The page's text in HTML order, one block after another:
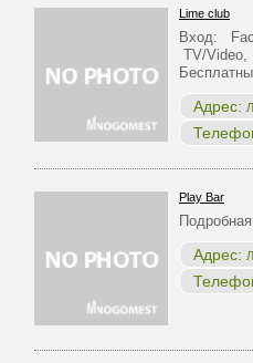
Lime club
Вход:
TV/Video,
Адрес:
Play Bar
Адрес: